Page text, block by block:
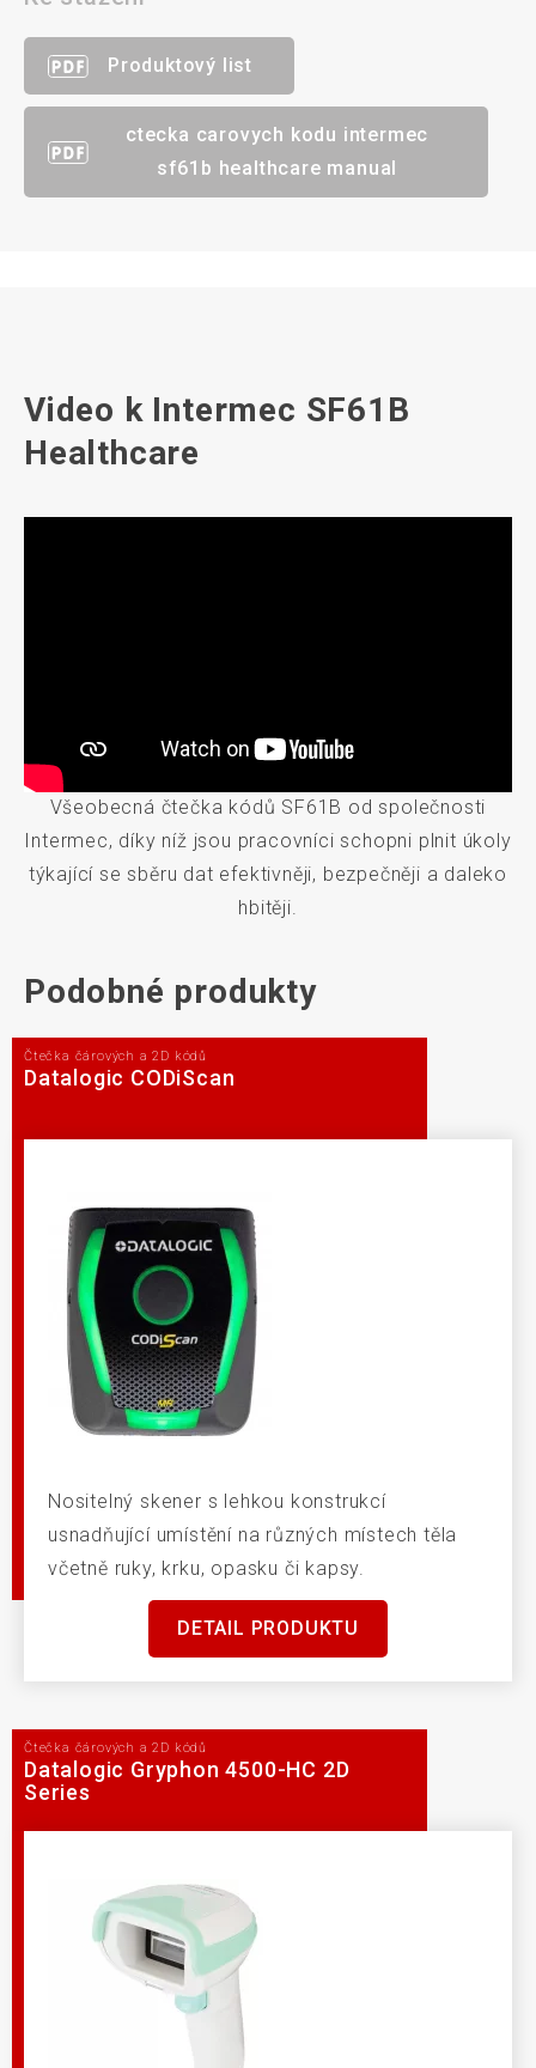
Produktový list
ctecka carovych kodu intermec
sf61b healthcare manual
Video k Intermec SF61B
Healthcare
Všeobecná čtečka kódů SF61B od společnosti
Intermec, díky níž jsou pracovníci schopni plnit úkoly
týkající se sběru dat efektivněji, bezpečněji a daleko
hbitěji.
Podobné produkty
Čtečka čárových a 2D kódů
Datalogic CODiScan
Nositelný skener s lehkou konstrukcí
usnadňující umístění na různých místech těla
včetně ruky, krku, opasku či kapsy.
DETAIL PRODUKTU
Čtečka čárových a 2D kódů
Datalogic Gryphon 4500-HC 2D
Series